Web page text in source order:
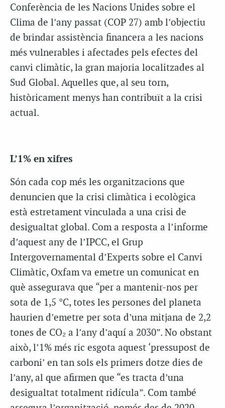
Conferència de les Nacions Unides sobre el
Clima de l’any passat (COP 27) amb l’objectiu
de brindar assistència financera a les nacions
més vulnerables i afectades pels efectes del
canvi climàtic, la gran majoria localitzades al
Sud Global. Aquelles que, al seu torn,
històricament menys han contribuït a la crisi
actual.
L’1% en xifres
Són cada cop més les organitzacions que
denuncien que la crisi climàtica i ecològica
està estretament vinculada a una crisi de
desigualtat global. Com a resposta a l’informe
d’aquest any de l’IPCC, el Grup
Intergovernamental d’Experts sobre el Canvi
Climàtic, Oxfam va emetre un comunicat en
què assegurava que “per a mantenir-nos per
sota de 1,5 °C, totes les persones del planeta
haurien d’emetre per sota d’una mitjana de 2,2
tones de CO₂ a l’any d’aquí a 2030”. No obstant
això, l’1% més ric esgota aquest ‘pressupost de
carboni’ en tan sols els primers dotze dies de
l’any, al que afirmen que “es tracta d’una
desigualtat totalment ridícula”. Com també